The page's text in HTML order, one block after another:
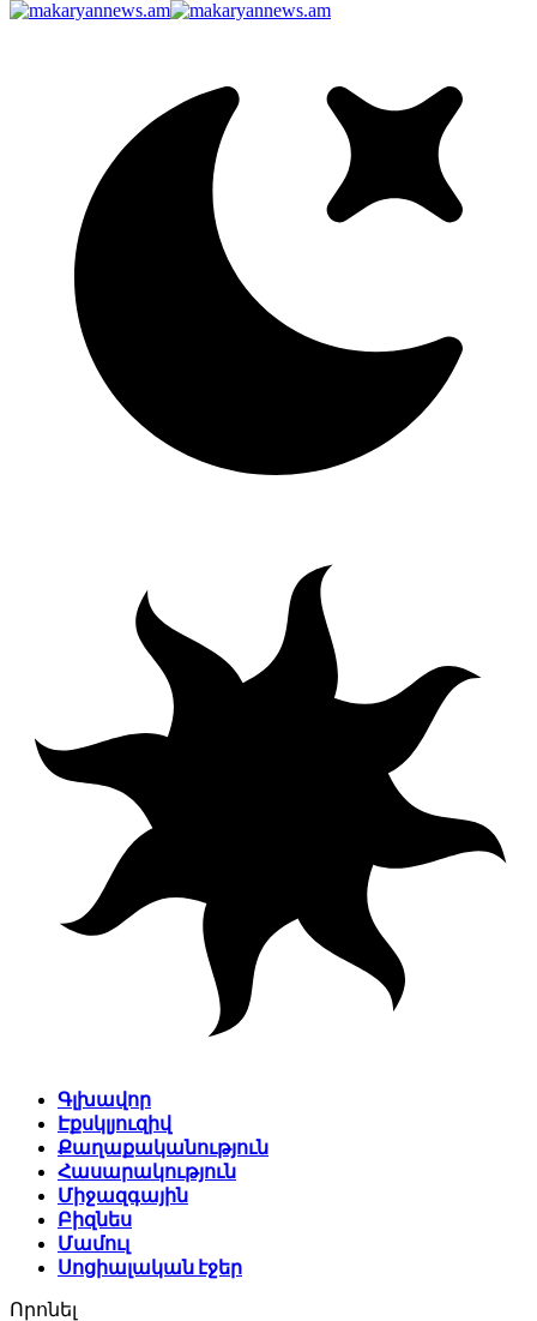
Գլխավոր
Էքսկլյուզիվ
Քաղաքականություն
Հասարակություն
Միջազգային
Բիզնես
Մամուլ
Սոցիալական էջեր
Որոնել